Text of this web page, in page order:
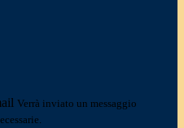
Verrà inviato un messaggio